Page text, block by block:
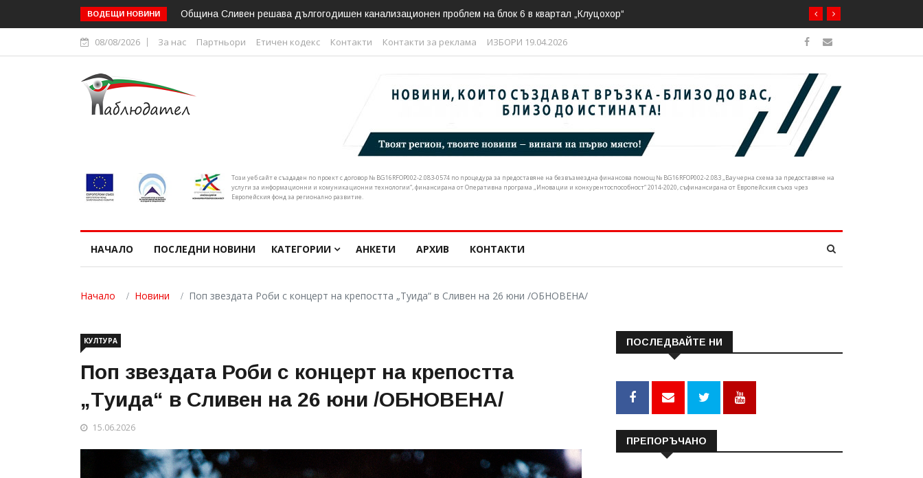
ВОДЕЩИ НОВИНИ Областният управител на Сливен подкрепи искането за спешна реформа в почистването на речните корита
08/08/2026 За нас Партньори Етичен кодекс Контакти Контакти за реклама ИЗБОРИ 19.04.2026
Този уеб сайт е създаден по проект с договор № BG16RFOP002-2.083-0574 по процедура за предоставяне на безвъзмездна финансова помощ № BG16RFOP002-2.083 „Ваучерна схема за предоставяне на
услуги за информационни и комуникационни технологии“, финансирана от Оперативна програма „Иновации и конкурентоспособност“ 2014-2020, съфинансирана от Европейския съюз чрез
Европейския фонд за регионално развитие.
НАЧАЛО ПОСЛЕДНИ НОВИНИ КАТЕГОРИИ АНКЕТИ АРХИВ КОНТАКТИ
Начало Новини Поп звездата Роби с концерт на крепостта „Туида“ в Сливен на 26 юни /ОБНОВЕНА/
КУЛТУРА
Поп звездата Роби с концерт на крепостта
„Туида“ в Сливен на 26 юни /ОБНОВЕНА/
15.06.2026
ПОСЛЕДВАЙТЕ НИ
ПРЕПОРЪЧАНО